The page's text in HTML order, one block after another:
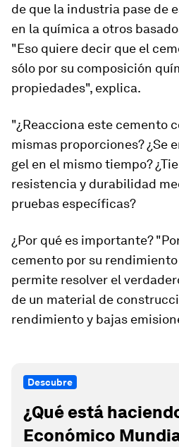
de que la industria pase de
en la química a otros
"Eso quiere decir que el
sólo por su composición
propiedades", explica.
"¿Reacciona este cemento
mismas proporciones? ¿Se
gel en el mismo tiempo?
resistencia y durabilidad
pruebas específicas?
¿Por qué es importante?
cemento por su
permite resolver el
de un material de
rendimiento y bajas
Descubre
¿Qué está
Económico